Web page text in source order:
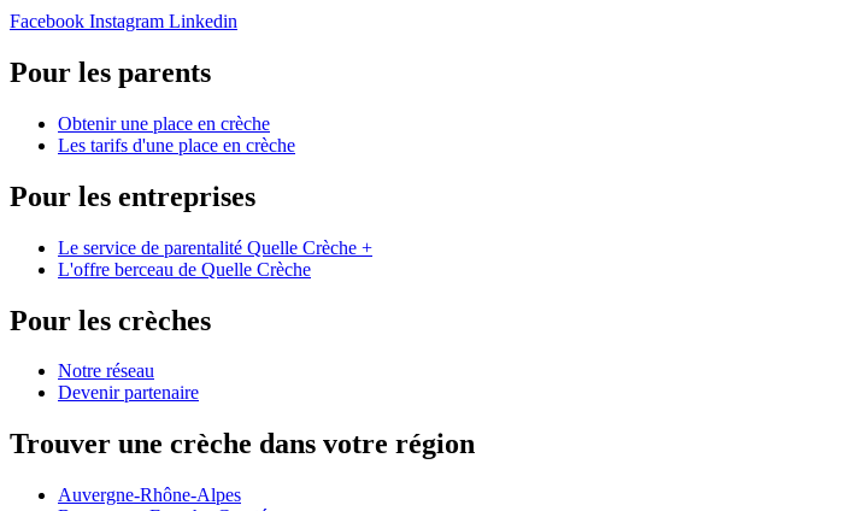
Facebook Instagram Linkedin
Pour les parents
Obtenir une place en crèche
Les tarifs d'une place en crèche
Pour les entreprises
Le service de parentalité Quelle Crèche +
L'offre berceau de Quelle Crèche
Pour les crèches
Notre réseau
Devenir partenaire
Trouver une crèche dans votre région
Auvergne-Rhône-Alpes